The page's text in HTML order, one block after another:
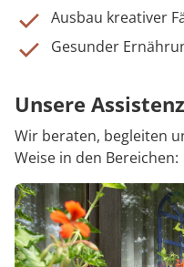
Ausbau kreativer
Gesunder
Unsere
Wir beraten, begleiten
Weise in den Bereichen: